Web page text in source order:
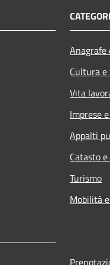
Cultura
Vita
Imprese
Appalti
Catasto
Turismo
Mobilità